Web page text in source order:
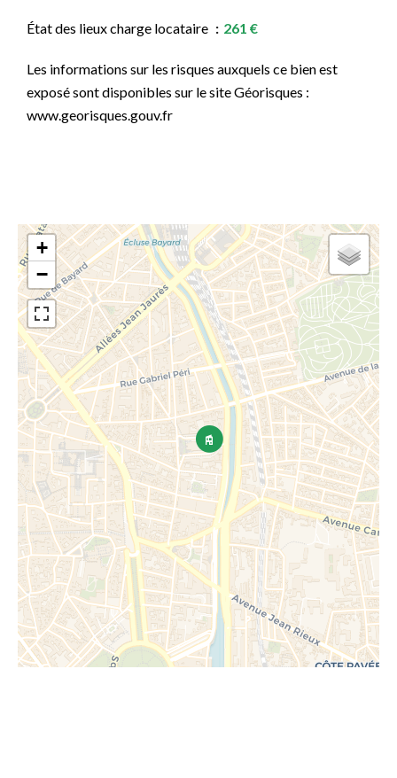
État des lieux charge locataire 261 €
Les informations sur les risques auxquels ce bien est
exposé sont disponibles sur le site Géorisques :
www.georisques.gouv.fr
+
−